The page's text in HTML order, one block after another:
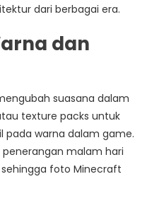
dari berbagai era.
dan
suasana dalam
texture packs untuk
warna dalam game.
malam hari
foto Minecraft